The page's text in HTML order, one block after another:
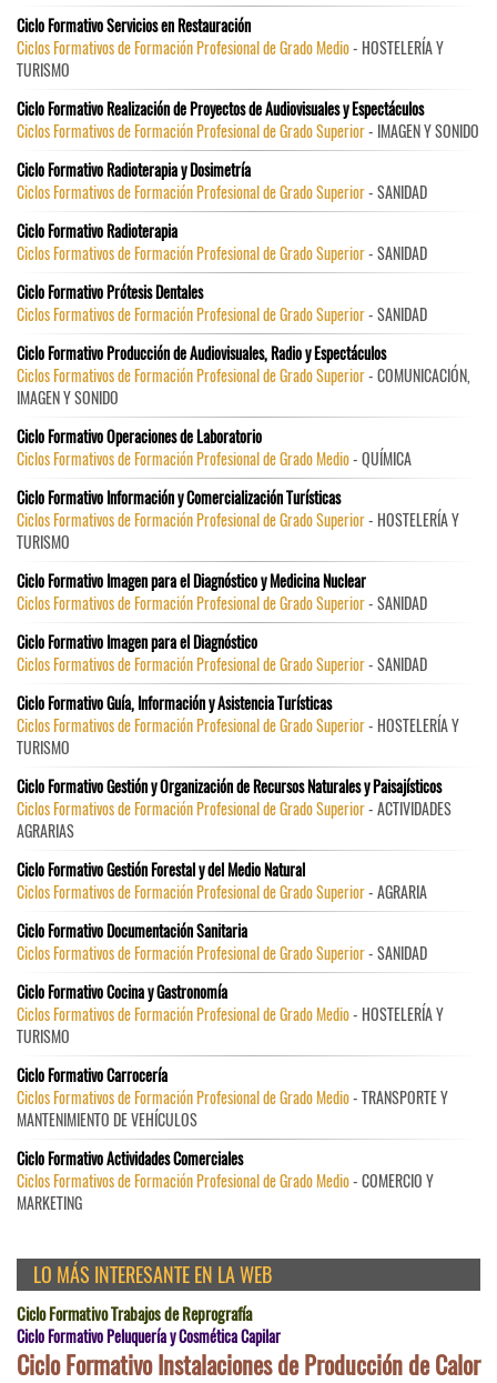
Ciclo Formativo Servicios en Restauración
Ciclos Formativos de Formación Profesional de Grado Medio- HOSTELERÍA Y
TURISMO
Ciclo Formativo Realización de Proyectos de Audiovisuales y Espectáculos
Ciclos Formativos de Formación Profesional de Grado Superior- IMAGEN Y SONIDO
Ciclo Formativo Radioterapia y Dosimetría
Ciclos Formativos de Formación Profesional de Grado Superior- SANIDAD
Ciclo Formativo Radioterapia
Ciclos Formativos de Formación Profesional de Grado Superior- SANIDAD
Ciclo Formativo Prótesis Dentales
Ciclos Formativos de Formación Profesional de Grado Superior- SANIDAD
Ciclo Formativo Producción de Audiovisuales, Radio y Espectáculos
Ciclos Formativos de Formación Profesional de Grado Superior- COMUNICACIÓN,
IMAGEN Y SONIDO
Ciclo Formativo Operaciones de Laboratorio
Ciclos Formativos de Formación Profesional de Grado Medio- QUÍMICA
Ciclo Formativo Información y Comercialización Turísticas
Ciclos Formativos de Formación Profesional de Grado Superior- HOSTELERÍA Y
TURISMO
Ciclo Formativo Imagen para el Diagnóstico y Medicina Nuclear
Ciclos Formativos de Formación Profesional de Grado Superior- SANIDAD
Ciclo Formativo Imagen para el Diagnóstico
Ciclos Formativos de Formación Profesional de Grado Superior- SANIDAD
Ciclo Formativo Guía, Información y Asistencia Turísticas
Ciclos Formativos de Formación Profesional de Grado Superior- HOSTELERÍA Y
TURISMO
Ciclo Formativo Gestión y Organización de Recursos Naturales y Paisajísticos
Ciclos Formativos de Formación Profesional de Grado Superior- ACTIVIDADES
AGRARIAS
Ciclo Formativo Gestión Forestal y del Medio Natural
Ciclos Formativos de Formación Profesional de Grado Superior- AGRARIA
Ciclo Formativo Documentación Sanitaria
Ciclos Formativos de Formación Profesional de Grado Superior- SANIDAD
Ciclo Formativo Cocina y Gastronomía
Ciclos Formativos de Formación Profesional de Grado Medio- HOSTELERÍA Y
TURISMO
Ciclo Formativo Carrocería
Ciclos Formativos de Formación Profesional de Grado Medio- TRANSPORTE Y
MANTENIMIENTO DE VEHÍCULOS
Ciclo Formativo Actividades Comerciales
Ciclos Formativos de Formación Profesional de Grado Medio- COMERCIO Y
MARKETING
LO MÁS INTERESANTE EN LA WEB
Ciclo Formativo Trabajos de Reprografía
Ciclo Formativo Peluquería y Cosmética Capilar
Ciclo Formativo Instalaciones de Producción de Calor